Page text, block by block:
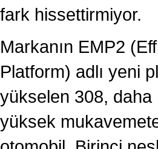
fark hissettirmiyor.
Markanın EMP2
Platform) adlı yeni
yükselen 308, daha
yüksek